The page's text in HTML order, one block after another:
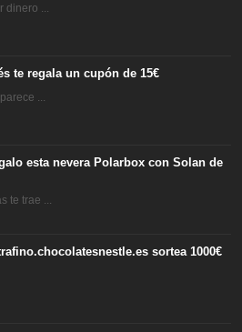
dinero ...
te regala un cupón de 15€
...
esta nevera Polarbox con Solan de
te trae ...
sortea 1000€